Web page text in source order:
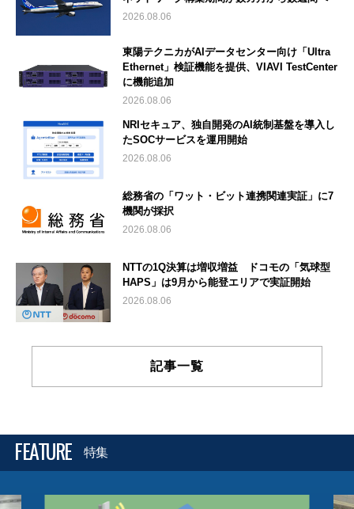
2026.08.06
東陽テクニカがAIデータセンター向け「Ultra
Ethernet」検証機能を提供、VIAVI TestCenter
に機能追加
2026.08.06
NRIセキュア、独自開発のAI統制基盤を導入し
たSOCサービスを運用開始
2026.08.06
総務省の「ワット・ビット連携関連実証」に7
機関が採択
2026.08.06
NTTの1Q決算は増収増益 ドコモの「気球型
HAPS」は9月から能登エリアで実証開始
2026.08.06
記事一覧
FEATURE 特集